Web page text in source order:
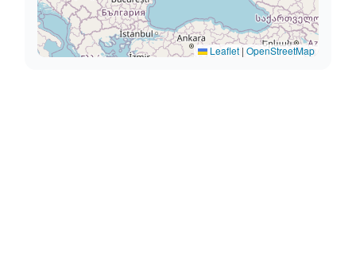
Leaflet | OpenStreetMap